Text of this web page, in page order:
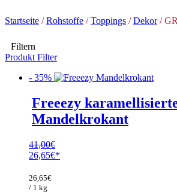
Startseite /Rohstoffe /Toppings /Dekor/
Filtern
Produkt Filter
- 35%
Freeezy
Mandelkrokant
41,00€
Ursprünglicher
war:
41,00€
26,65€
Preis
ist:
26,65€
/ 1 kg